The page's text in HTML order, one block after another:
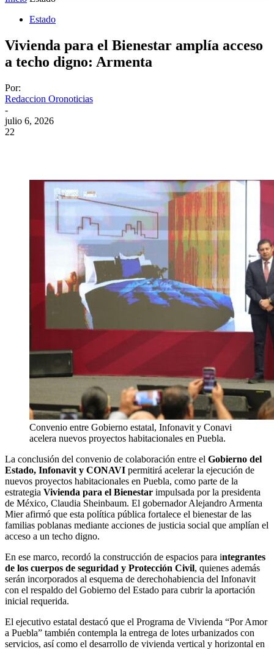
Estado
Vivienda para el Bienestar amplía acceso
a techo digno: Armenta
Por:
Redaccion Oronoticias
-
julio 6, 2026
22
Convenio entre Gobierno estatal, Infonavit y Conavi
acelera nuevos proyectos habitacionales en Puebla.
La conclusión del convenio de colaboración entre el Gobierno del
Estado, Infonavit y CONAVI permitirá acelerar la ejecución de
nuevos proyectos habitacionales en Puebla, como parte de la
estrategia Vivienda para el Bienestar impulsada por la presidenta
de México, Claudia Sheinbaum. El gobernador Alejandro Armenta
Mier afirmó que esta política pública fortalece el bienestar de las
familias poblanas mediante acciones de justicia social que amplían el
acceso a un techo digno.
En ese marco, recordó la construcción de espacios para integrantes
de los cuerpos de seguridad y Protección Civil, quienes además
serán incorporados al esquema de derechohabiencia del Infonavit
con el respaldo del Gobierno del Estado para cubrir la aportación
inicial requerida.
El ejecutivo estatal destacó que el Programa de Vivienda “Por Amor
a Puebla” también contempla la entrega de lotes urbanizados con
servicios, así como el desarrollo de vivienda vertical y horizontal en